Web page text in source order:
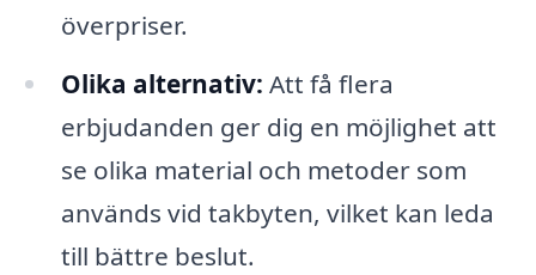
överpriser.
Olika alternativ: Att få flera
erbjudanden ger dig en möjlighet att
se olika material och metoder som
används vid takbyten, vilket kan leda
till bättre beslut.